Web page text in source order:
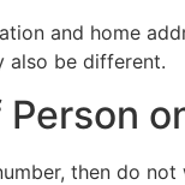
and home
also be different.
then do